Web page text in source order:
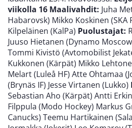
viikolla 16 Maalivahdit: Juha
Habarovsk) Mikko Koskinen (SKA
Kilpeläinen (KalPa) Puolustajat:
Juuso Hietanen (Dynamo
Tommi Kivistö (Avtomobilist
Kukkonen (Kärpät) Mikko
Melart (Luleå HF) Atte Ohtamaa
(Brynäs IF) Jesse Virtanen (Lukko)
Sebastian Aho (Kärpät) Antti
Filppula (Modo Hockey) Markus
Canucks) Teemu Hartikainen